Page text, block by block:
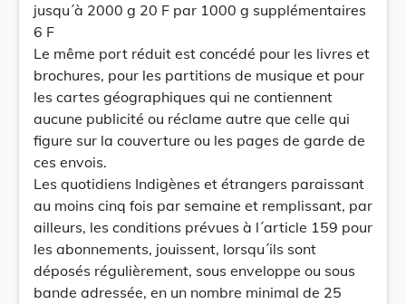
jusqu´à 2000 g 20 F par 1000 g supplémentaires
6 F
Le même port réduit est concédé pour les livres et
brochures, pour les partitions de musique et pour
les cartes géographiques qui ne contiennent
aucune publicité ou réclame autre que celle qui
figure sur la couverture ou les pages de garde de
ces envois.
Les quotidiens Indigènes et étrangers paraissant
au moins cinq fois par semaine et remplissant, par
ailleurs, les conditions prévues à l´article 159 pour
les abonnements, jouissent, lorsqu´ils sont
déposés régulièrement, sous enveloppe ou sous
bande adressée, en un nombre minimal de 25